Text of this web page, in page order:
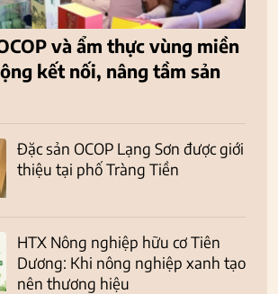
và ẩm thực vùng miền
kết nối, nâng tầm sản
Đặc sản OCOP Lạng Sơn được giới
thiệu tại phố Tràng Tiền
HTX Nông nghiệp hữu cơ Tiên
Dương: Khi nông nghiệp xanh tạo
nên thương hiệu